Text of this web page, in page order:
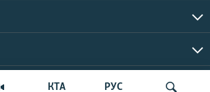
КТА РУС
© Крим.Реалії, 2026 | Усі права застережено.